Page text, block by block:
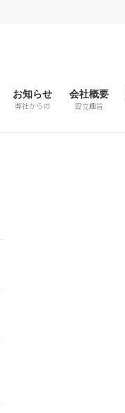
お知らせ
弊社からの
会社概要
設立趣旨